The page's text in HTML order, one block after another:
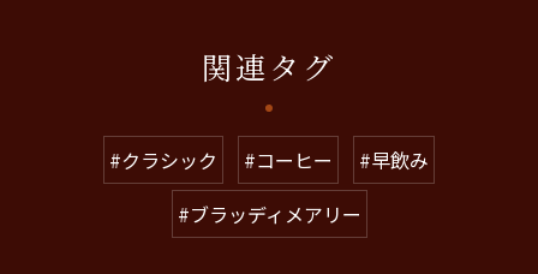
関連タグ
#クラシック #コーヒー
#早飲み
#ブラッディメアリー